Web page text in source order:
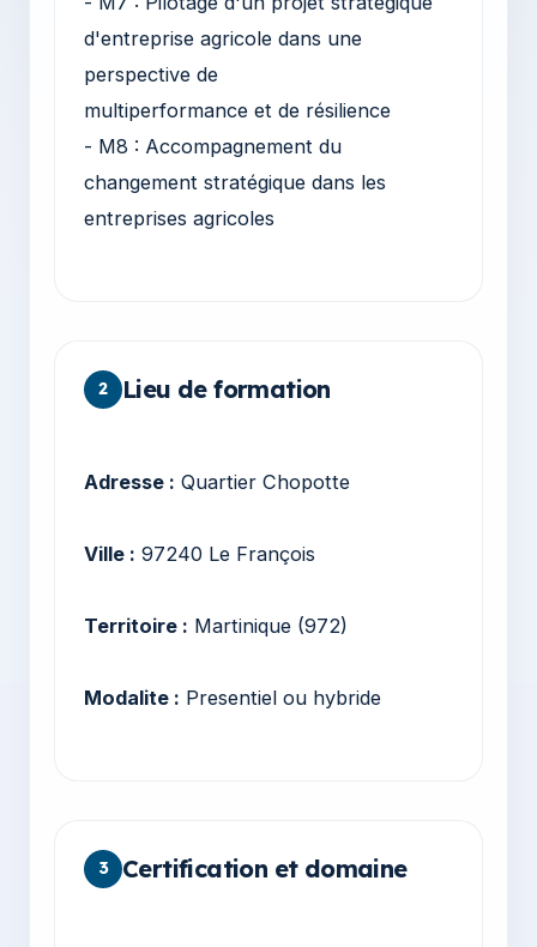
d'entreprise agricole dans une
perspective de
multiperformance et de résilience
- M8 : Accompagnement du
changement stratégique dans les
entreprises agricoles
2 Lieu de formation
Adresse : Quartier Chopotte
Ville : 97240 Le François
Territoire : Martinique (972)
Modalite : Presentiel ou hybride
3 Certification et domaine